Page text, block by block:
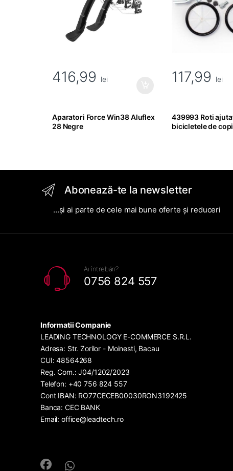
Aparatori Force Win38 Aluflex
28 Negre
416,99 lei
439993 Roti
bicicletele de
117,99 lei
Abonează-te la newsletter
...și ai parte de cele mai bune oferte și reduceri
Ai întrebări?
0756 824 557
Informatii Companie
LEADING TECHNOLOGY E-COMMERCE S.R.L.
Adresa: Str. Zorilor - Moinesti, Bacau
CUI: 48564268
Reg. Com.: J04/1202/2023
Telefon: +40 756 824 557
Cont IBAN: RO77CECEB00030RON3192425
Banca: CEC BANK
Email: office@leadtech.ro